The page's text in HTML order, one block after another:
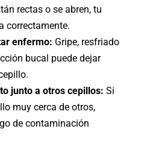
rectas o se abren, tu
correctamente.
enfermo: Gripe, resfriado
bucal puede dejar
junto a otros cepillos: Si
muy cerca de otros,
de contaminación